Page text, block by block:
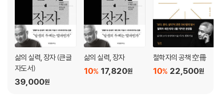
신뢰의 시선
자신의 생각에만 매몰되지 않는 시선
무불위(無不爲)의 시선
제5부 정해진 마음 넘는 법
정해진 마음 넘는 법
삶의 실력, 장자 (큰글
자도서)
39,000원
삶의 실력, 장자
17,820원
10%
철학자의 공책 空冊
22,500원
10%